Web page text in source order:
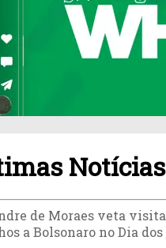
Notícias
de Moraes veta visita
a Bolsonaro no Dia dos